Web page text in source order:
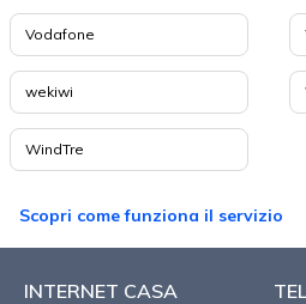
Vodafone
wekiwi
WindTre
Scopri come funziona il servizio
INTERNET CASA